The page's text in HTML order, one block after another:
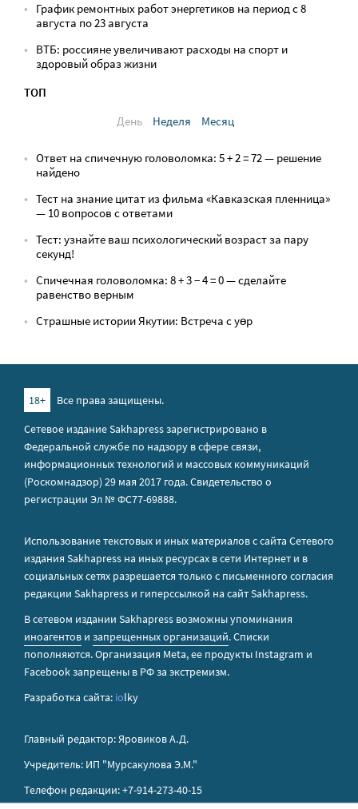
График ремонтных работ энергетиков на период с 8
августа по 23 августа
ВТБ: россияне увеличивают расходы на спорт и
здоровый образ жизни
ТОП
День
Неделя Месяц
Ответ на спичечную головоломка: 5 + 2 = 72 — решение
найдено
Тест на знание цитат из фильма «Кавказская пленница»
— 10 вопросов с ответами
Тест: узнайте ваш психологический возраст за пару
секунд!
Спичечная головоломка: 8 + 3 − 4 = 0 — сделайте
равенство верным
Страшные истории Якутии: Встреча с yөр
18+
Все права защищены.
Сетевое издание Sakhapress зарегистрировано в
Федеральной службе по надзору в сфере связи,
информационных технологий и массовых коммуникаций
(Роскомнадзор) 29 мая 2017 года. Свидетельство о
регистрации Эл № ФС77-69888.
Использование текстовых и иных материалов с сайта Сетевого
издания Sakhapress на иных ресурсах в сети Интернет и в
социальных сетях разрешается только с письменного согласия
редакции Sakhapress и гиперссылкой на сайт Sakhapress.
В сетевом издании Sakhapress возможны упоминания
иноагентов и запрещенных организаций. Списки
пополняются. Организация Metа, ее продукты Instagram и
Facebook запрещены в РФ за экстремизм.
Разработка сайта: iolky
Главный редактор: Яровиков А.Д.
Учредитель: ИП "Мурсакулова Э.М."
Телефон редакции: +7-914-273-40-15